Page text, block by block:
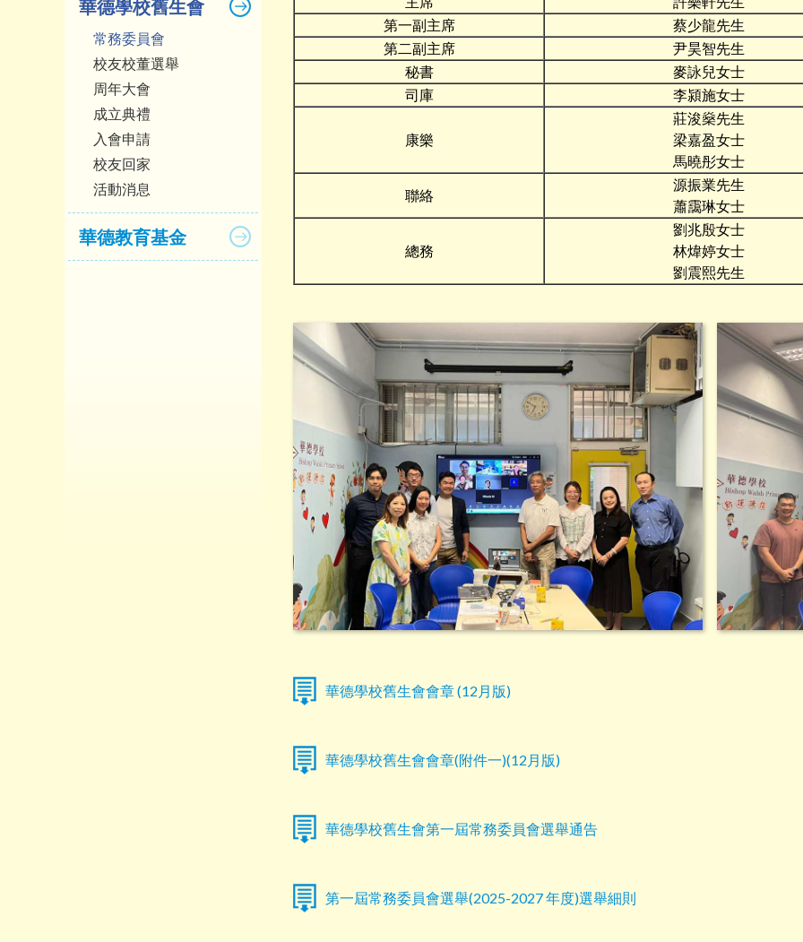
華德學校舊生會
常務委員會
校友校董選舉
周年大會
成立典禮
入會申請
校友回家
活動消息
華德教育基金
第一副主席
蔡少龍先生
第二副主席
尹昊智先生
秘書
麥詠兒女士
司庫
李潁施女士
康樂
莊浚燊先生
梁嘉盈女士
馬曉彤女士
聯絡
源振業先生
蕭靄琳女士
總務
劉兆殷女士
林煒婷女士
劉震熙先生
華德學校舊生會會章 (12月版)
華德學校舊生會會章(附件一)(12月版)
華德學校舊生會第一屆常務委員會選舉通告
第一屆常務委員會選舉(2025-2027 年度)選舉細則